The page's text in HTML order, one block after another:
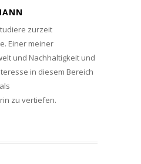
zurzeit
Einer meiner
und Nachhaltigkeit und
in diesem Bereich
zu vertiefen.